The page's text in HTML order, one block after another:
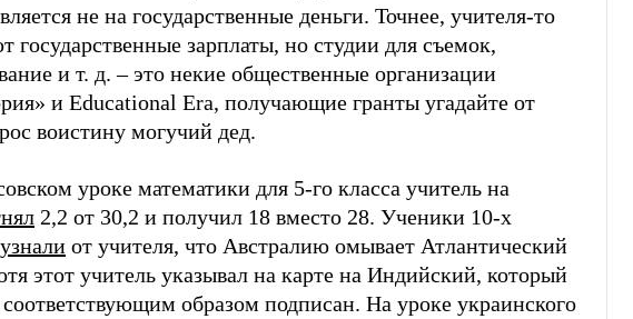
не на государственные деньги. Точнее, учителя-то
государственные зарплаты, но студии для съемок,
и т. д. – это некие общественные организации
и Educational Era, получающие гранты угадайте от
воистину могучий дед.
уроке математики для 5-го класса учитель на
2,2 от 30,2 и получил 18 вместо 28. Ученики 10-х
узнали от учителя, что Австралию омывает Атлантический
этот учитель указывал на карте на Индийский, который
образом подписан. На уроке украинского